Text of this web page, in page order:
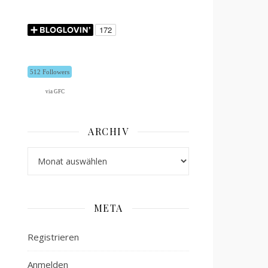
512 Followers
via GFC
ARCHIV
META
Registrieren
Anmelden